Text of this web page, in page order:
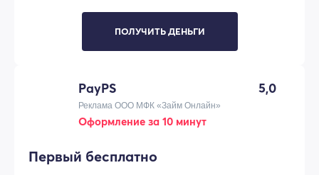
ПОЛУЧИТЬ ДЕНЬГИ
PayPS 5,0
Реклама ООО МФК «Займ Онлайн»
Оформление за 10 минут
Первый бесплатно